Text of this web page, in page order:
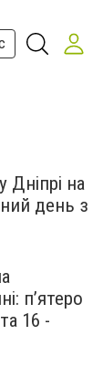
Дніпрі на
день з
п’ятеро
16 -